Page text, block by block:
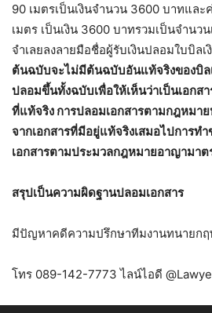
90 เมตรเป็นเงินจำนวน 3600 บาทแล
เมตร เป็นเงิน 3600 บาทรวมเป็นจำนว
จำเลยลงลายมือชื่อผู้รับเงินปลอมใบบิลเ
ต้นฉบับจะไม่มีต้นฉบับอันแท้จริงของบิล
ปลอมขึ้นทั้งฉบับเพื่อให้เห็นว่าเป็นเอกส
ที่แท้จริง การปลอมเอกสารตามกฎหมา
จากเอกสารที่มีอยู่แท้จริงเสมอไปการท
เอกสารตามประมวลกฎหมายอาญามาต
สรุปเป็นความผิดฐานปลอมเอกสาร
มีปัญหาคดีความปรึกษาทีมงานทนายกฤ
โทร 089-142-7773 ไลน์ไอดี